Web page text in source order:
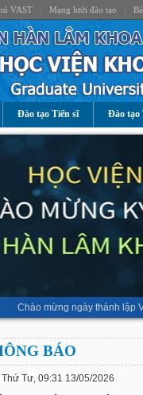
VAST Mạng lưới đào tạo
Đào tạo Tiến sĩ Đào tạo
Chào mừng ngày thành lập
BÁO
Thứ Tư, 09:31 13/05/2026